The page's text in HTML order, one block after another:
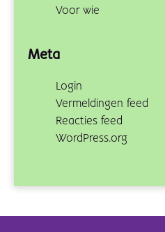
Voor wie
Meta
Login
Vermeldingen feed
Reacties feed
WordPress.org